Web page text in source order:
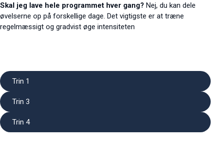
Skal jeg lave hele programmet hver gang? Nej, du kan dele
øvelserne op på forskellige dage. Det vigtigste er at træne
regelmæssigt og gradvist øge intensiteten
Trin 1
Trin 3
Trin 4